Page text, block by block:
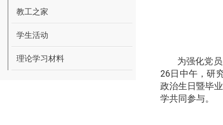
教工之家
学生活动
理论学习材料
为强化党员
26日中午，研
政治生日暨毕
学共同参与。